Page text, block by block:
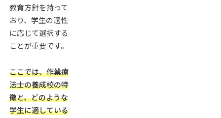
教育方針を持って
おり、学生の適性
に応じて選択する
ことが重要です。
ここでは、作業療
法士の養成校の特
徴と、どのような
学生に適している